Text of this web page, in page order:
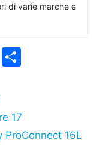
di varie marche e
S
di
vi
17
16L